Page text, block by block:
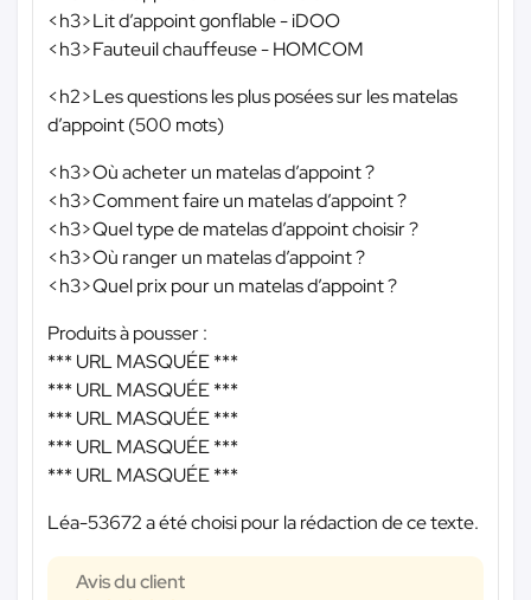
<h3>Lit d’appoint gonflable - iDOO
<h3>Fauteuil chauffeuse - HOMCOM
<h2>Les questions les plus posées sur les matelas
d’appoint (500 mots)
<h3>Où acheter un matelas d’appoint ?
<h3>Comment faire un matelas d’appoint ?
<h3>Quel type de matelas d’appoint choisir ?
<h3>Où ranger un matelas d’appoint ?
<h3>Quel prix pour un matelas d’appoint ?
Produits à pousser :
*** URL MASQUÉE ***
*** URL MASQUÉE ***
*** URL MASQUÉE ***
*** URL MASQUÉE ***
*** URL MASQUÉE ***
Léa-53672 a été choisi pour la rédaction de ce texte.
Avis du client